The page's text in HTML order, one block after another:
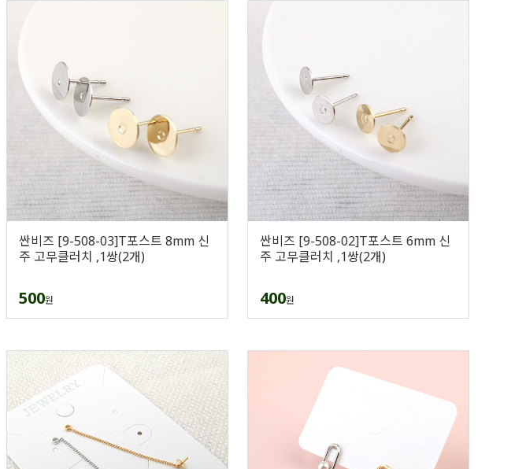
싼비즈 [9-508-03]T포스트 8mm 신
주 고무클러치 ,1쌍(2개)
500원
싼비즈 [9-508-02]T포스트 6mm 신
주 고무클러치 ,1쌍(2개)
400원